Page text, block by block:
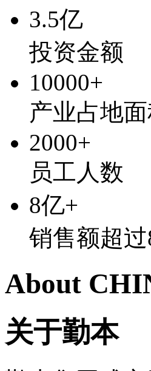
3.5亿
投资金额
10000+
产业占地
2000+
员工人数
8亿+
销售额超
About
关于勤本